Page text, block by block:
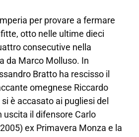
per provare a fermare
otto nelle ultime dieci
consecutive nella
da Marco Molluso. In
Bratto ha rescisso il
omegnese Riccardo
è accasato ai pugliesi del
uscita il difensore Carlo
ex Primavera Monza e la